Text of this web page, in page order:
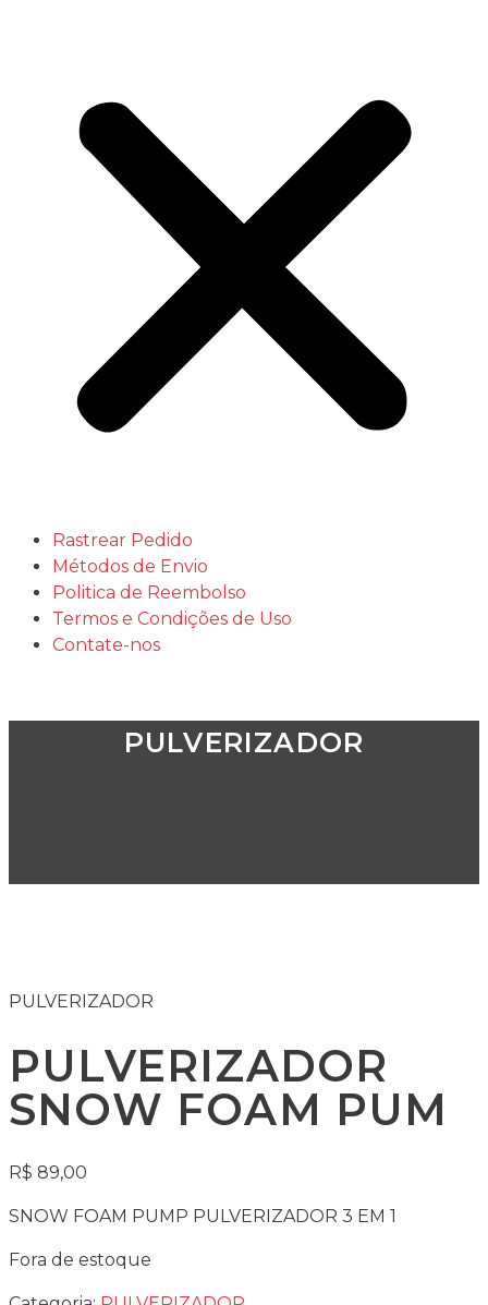
Rastrear Pedido
Métodos de Envio
Politica de Reembolso
Termos e Condições de Uso
Contate-nos
PULVERIZADOR
PULVERIZADOR
PULVERIZADOR
SNOW FOAM PUM
R$ 89,00
SNOW FOAM PUMP PULVERIZADOR 3 EM 1
Fora de estoque